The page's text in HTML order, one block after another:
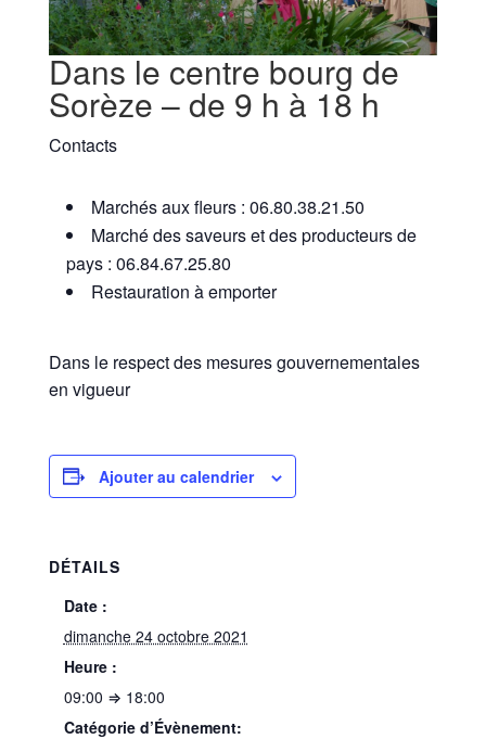
Dans le centre bourg de
Sorèze – de 9 h à 18 h
Contacts
Marchés aux fleurs : 06.80.38.21.50
Marché des saveurs et des producteurs de
pays : 06.84.67.25.80
Restauration à emporter
Dans le respect des mesures gouvernementales
en vigueur
Ajouter au calendrier
DÉTAILS
Date :
dimanche 24 octobre 2021
Heure :
09:00 ⇒ 18:00
Catégorie d’Évènement: